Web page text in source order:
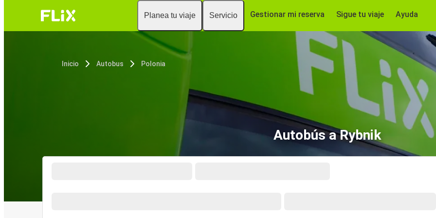
Planea tu viaje Servicio Gestionar mi reserva Sigue tu viaje Ayuda
Inicio Autobus Polonia
Autobús a Rybnik